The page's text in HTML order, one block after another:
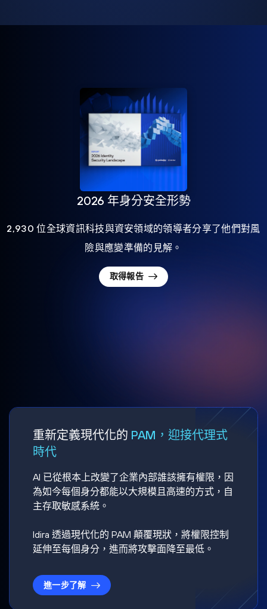
2026 年身分安全形勢
2,930 位全球資訊科技與資安領域的領導者分享了他們對風
險與應變準備的見解。
取得報告
重新定義現代化的 PAM，迎接代理式
時代
AI 已從根本上改變了企業內部誰該擁有權限，因
為如今每個身分都能以大規模且高速的方式，自
主存取敏感系統。
Idira 透過現代化的 PAM 顛覆現狀，將權限控制
延伸至每個身分，進而將攻擊面降至最低。
進一步了解